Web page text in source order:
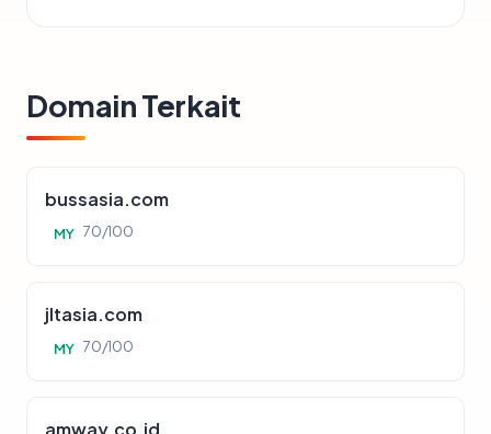
Domain Terkait
bussasia.com
MY 70/100
jltasia.com
MY 70/100
amway.co.id